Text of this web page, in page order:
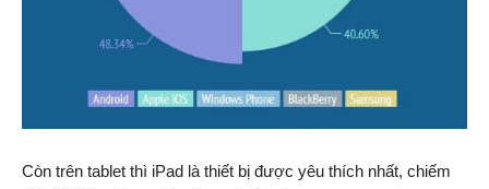
Còn trên tablet thì iPad là thiết bị được yêu thích nhất, chiếm